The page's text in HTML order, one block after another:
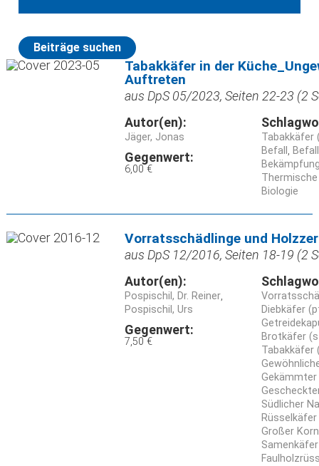
Beiträge suchen
Tabakkäfer in der
Auftreten
aus DpS 05/2023, Seiten 22-23 (2
Autor(en):
Jäger, Jonas
Gegenwert:
6,00 €
Tabakkäfer
Befall
Biologie
Vorratsschädlinge und
aus DpS 12/2016, Seiten 18-19 (2
Autor(en):
Pospischil, Dr. Reiner
Pospischil, Urs
Gegenwert:
7,50 €
Diebkäfer
Brotkäfer
Tabakkäfer
Südlicher
Großer